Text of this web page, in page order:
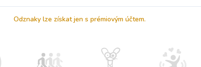
Odznaky lze získat jen s prémiovým účtem.